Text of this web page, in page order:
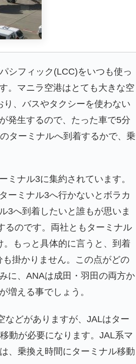
シフィック(LCC)をいつも使っ
。マニラ空港はとても大きな空
、バスやタクシーを使わない
発生するので、たった車で5分
ターミナルへ到着するかで、乗
ミナル3に集約されています。
ーミナル3へ行かないとボラカ
3へ到着したいと誰もが思いま
るのです。両社ともターミナル
もっと具体的に言うと、到着
掛かりません。この点がどの
に、ANAは成田・羽田の両方か
増える事でしょう。
などがありますが、JALはター
動が必要になります。JAL系マ
、乗換え時間にターミナル移動